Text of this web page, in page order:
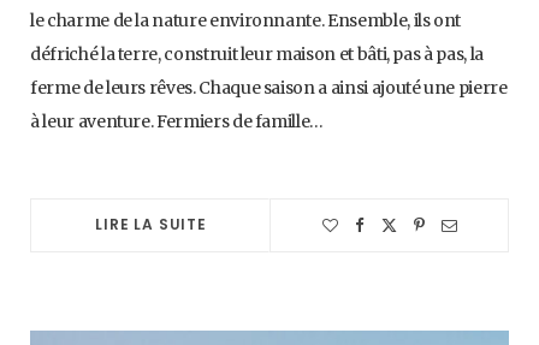
le charme de la nature environnante. Ensemble, ils ont
défriché la terre, construit leur maison et bâti, pas à pas, la
ferme de leurs rêves. Chaque saison a ainsi ajouté une pierre
à leur aventure. Fermiers de famille…
LIRE LA SUITE